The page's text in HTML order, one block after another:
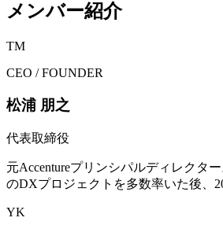
メンバー紹介
TM
CEO / FOUNDER
松浦 朋之
代表取締役
元Accentureプリンシパルディレクタ
のDXプロジェクトを多数率いた後、
YK